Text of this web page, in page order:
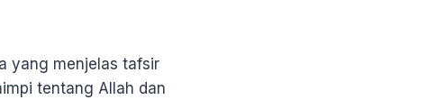
yang menjelas tafsir
tentang Allah dan